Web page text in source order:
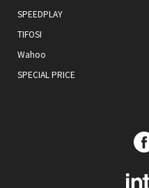
SPEEDPLAY
TIFOSI
Wahoo
SPECIAL PRICE